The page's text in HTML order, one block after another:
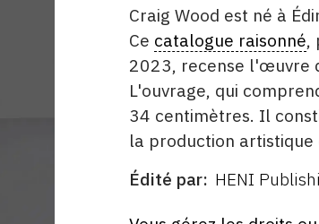
DESCRITPTION
Craig Wood est né à
Ce catalogue raisonné,
2023, recense l'œuvre
L'ouvrage, qui
34 centimètres. Il
la production artistique
ÉDITÉ
Édité par HENI
FORMAT
ÉTAT